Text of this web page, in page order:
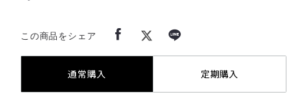
この商品をシェア
通常購入 定期購入